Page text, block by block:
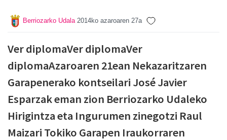
Berriozarko Udala 2014ko azaroaren 27a
Ver diplomaVer diplomaVer
diplomaAzaroaren 21ean Nekazaritzaren
Garapenerako kontseilari José Javier
Esparzak eman zion Berriozarko Udaleko
Hirigintza eta Ingurumen zinegotzi Raul
Maizari Tokiko Garapen Iraukorraren